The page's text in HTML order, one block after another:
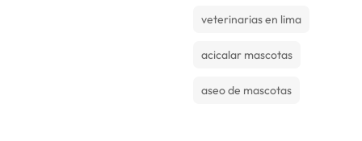
veterinarias en lima
acicalar mascotas
aseo de mascotas